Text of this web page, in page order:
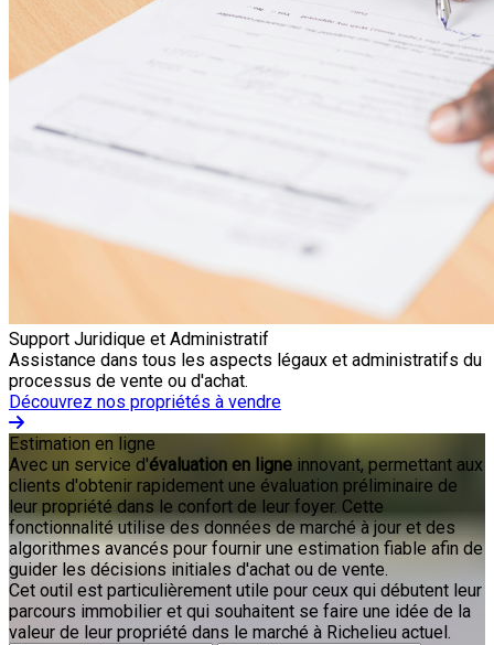
Support Juridique et Administratif
Assistance dans tous les aspects légaux et administratifs du
processus de vente ou d'achat.
Découvrez nos propriétés à vendre
Estimation en ligne
Avec un service d'évaluation en ligne innovant, permettant aux
clients d'obtenir rapidement une évaluation préliminaire de
leur propriété dans le confort de leur foyer. Cette
fonctionnalité utilise des données de marché à jour et des
algorithmes avancés pour fournir une estimation fiable afin de
guider les décisions initiales d'achat ou de vente.
Cet outil est particulièrement utile pour ceux qui débutent leur
parcours immobilier et qui souhaitent se faire une idée de la
valeur de leur propriété dans le marché à Richelieu actuel.